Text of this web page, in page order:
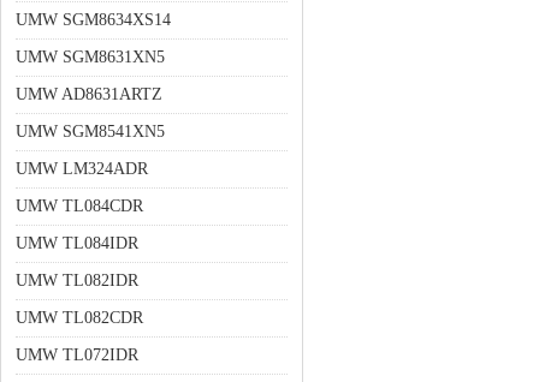
UMW SGM8634XS14
UMW SGM8631XN5
UMW AD8631ARTZ
UMW SGM8541XN5
UMW LM324ADR
UMW TL084CDR
UMW TL084IDR
UMW TL082IDR
UMW TL082CDR
UMW TL072IDR